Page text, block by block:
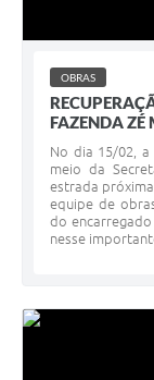
OBRAS
FAZENDA ZÉ
No dia 15/02,
meio da
estrada
equipe de
do
nesse